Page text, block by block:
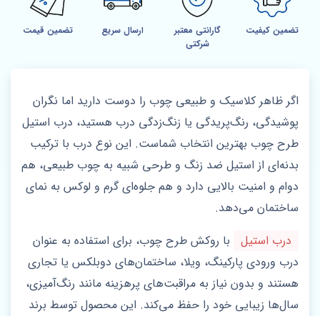
تضمین کیفیت
گارانتی معتبر
شرکتی
ارسال سریع تضمین قیمت
اگر ظاهر کلاسیک و طبیعی چوب را دوست دارید اما نگران
پوشیدگی، رنگ‌پریدگی یا زنگ‌زدگی درب هستید، درب استیل
طرح چوب بهترین انتخاب شماست. این نوع درب با ترکیب
بدنه‌ای از استیل ضد زنگ و طرحی شبیه به چوب طبیعی، هم
دوام و امنیت بالایی دارد و هم جلوه‌ای گرم و لوکس به نمای
ساختمان می‌دهد.
درب‌ استیل
با روکش طرح چوب، برای استفاده به عنوان
درب ورودی پارکینگ، ویلا، ساختمان‌های دوبلکس یا تجاری
هستند و بدون نیاز به مراقبت‌های پرهزینه مانند رنگ‌آمیزی،
سال‌ها زیبایی خود را حفظ می‌کند. این محصول توسط برند